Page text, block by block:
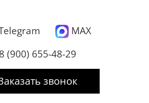
MAX
8 (900) 655-48-29
звонок